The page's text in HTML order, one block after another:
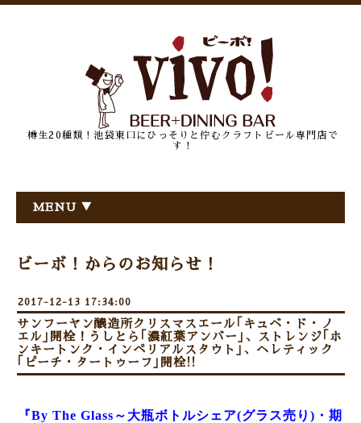
樽生20種類！池袋東口にひっそりと佇むクラフトビール専門店で
す！
MENU ▼
ビーボ！からのお知らせ！
2017-12-13 17:34:00
サンフーヤン醸造所クリスマスエール｢キュベ・ド・ノ
エル｣開栓！うしとら｢濃紅葉アンバー｣、ストレンジ｢ホ
ンキートンク・インペリアルスタウト｣、ヘレティック
｢ピーチ・タートゥーフ｣開栓!!
『By The Glass～大瓶ボトルシェア(グラス売り)・期